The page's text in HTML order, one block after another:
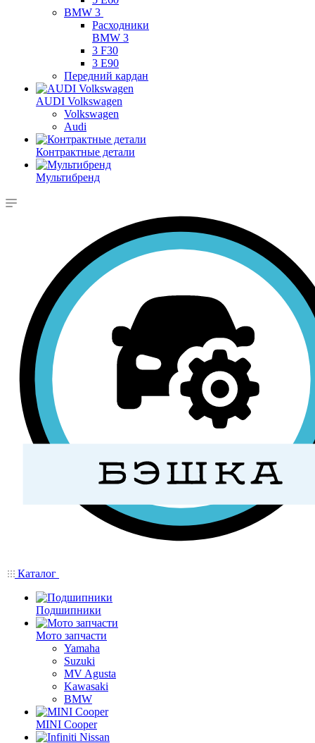
BMW 3
Расходники
BMW 3
3 F30
3 E90
Передний кардан
AUDI Volkswagen
Volkswagen
Audi
Контрактные детали
Мультибренд
Каталог
Подшипники
Мото запчасти
Yamaha
Suzuki
MV Agusta
Kawasaki
BMW
MINI Cooper